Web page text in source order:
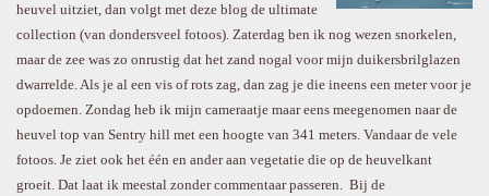
heuvel uitziet, dan volgt met deze blog de ultimate
collection (van dondersveel fotoos). Zaterdag ben ik nog wezen snorkelen,
maar de zee was zo onrustig dat het zand nogal voor mijn duikersbrilglazen
dwarrelde. Als je al een vis of rots zag, dan zag je die ineens een meter voor je
opdoemen. Zondag heb ik mijn cameraatje maar eens meegenomen naar de
heuvel top van Sentry hill met een hoogte van 341 meters. Vandaar de vele
fotoos. Je ziet ook het één en ander aan vegetatie die op de heuvelkant
groeit. Dat laat ik meestal zonder commentaar passeren. Bij de